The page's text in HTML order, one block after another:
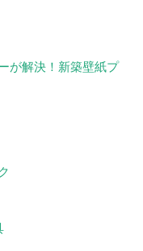
が解決！新築壁紙プ